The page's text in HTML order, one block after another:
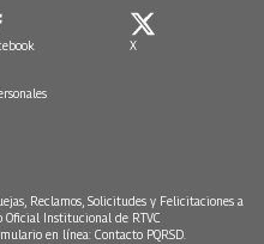
X
Reclamos, Solicitudes y Felicitaciones a
Institucional de RTVC
en línea: Contacto PQRSD.